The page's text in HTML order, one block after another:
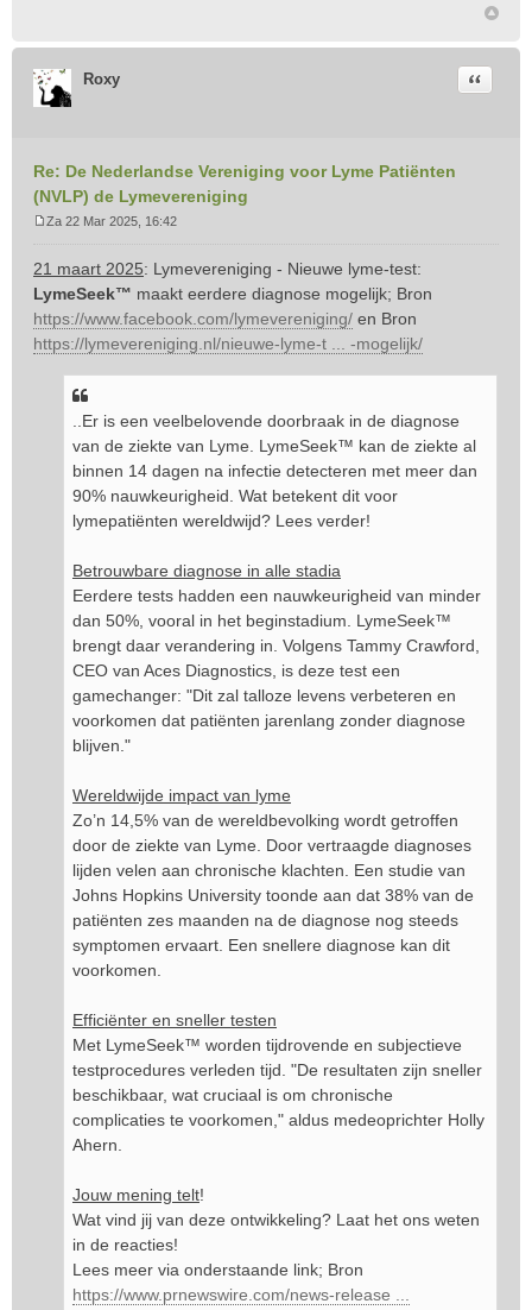
Roxy
Re: De Nederlandse Vereniging voor Lyme Patiënten
(NVLP) de Lymevereniging
Citeer
r
i
c
h
Za 22 Mar 2025, 16:42
21 maart 2025: Lymevereniging - Nieuwe lyme-test:
LymeSeek™ maakt eerdere diagnose mogelijk; Bron
https://www.facebook.com/lymevereniging/ en Bron
https://lymevereniging.nl/nieuwe-lyme-t ... -mogelijk/
..Er is een veelbelovende doorbraak in de diagnose
van de ziekte van Lyme. LymeSeek™ kan de ziekte al
binnen 14 dagen na infectie detecteren met meer dan
90% nauwkeurigheid. Wat betekent dit voor
lymepatiënten wereldwijd? Lees verder!
Betrouwbare diagnose in alle stadia
Eerdere tests hadden een nauwkeurigheid van minder
dan 50%, vooral in het beginstadium. LymeSeek™
brengt daar verandering in. Volgens Tammy Crawford,
CEO van Aces Diagnostics, is deze test een
gamechanger: "Dit zal talloze levens verbeteren en
voorkomen dat patiënten jarenlang zonder diagnose
blijven."
Wereldwijde impact van lyme
Zo’n 14,5% van de wereldbevolking wordt getroffen
door de ziekte van Lyme. Door vertraagde diagnoses
lijden velen aan chronische klachten. Een studie van
Johns Hopkins University toonde aan dat 38% van de
patiënten zes maanden na de diagnose nog steeds
symptomen ervaart. Een snellere diagnose kan dit
voorkomen.
Efficiënter en sneller testen
Met LymeSeek™ worden tijdrovende en subjectieve
testprocedures verleden tijd. "De resultaten zijn sneller
beschikbaar, wat cruciaal is om chronische
complicaties te voorkomen," aldus medeoprichter Holly
Ahern.
Jouw mening telt!
Wat vind jij van deze ontwikkeling? Laat het ons weten
in de reacties!
Lees meer via onderstaande link; Bron
https://www.prnewswire.com/news-release ...